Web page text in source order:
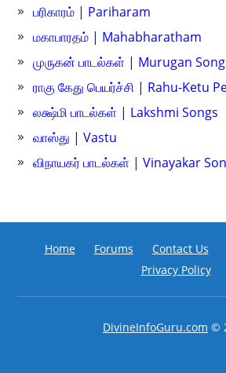
பரிகாரம் | Pariharam
மகாபாரதம் | Mahabharatham
முருகன் பாடல்கள் | Murugan
ராகு கேது பெயர்ச்சி | Rahu-Ketu
லக்ஷ்மி பாடல்கள் | Lakshmi Songs
வாஸ்து | Vastu
விநாயகர் பாடல்கள் | Vinayakar
Home Forums Contact Us
Privacy Policy
DivineInfoGuru.com ©